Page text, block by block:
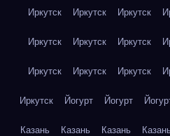
Иркутск Иркутск Иркутск
Иркутск Иркутск Иркутск
Иркутск Иркутск Иркутск
Иркутск Йогурт Йогурт
Казань Казань Казань